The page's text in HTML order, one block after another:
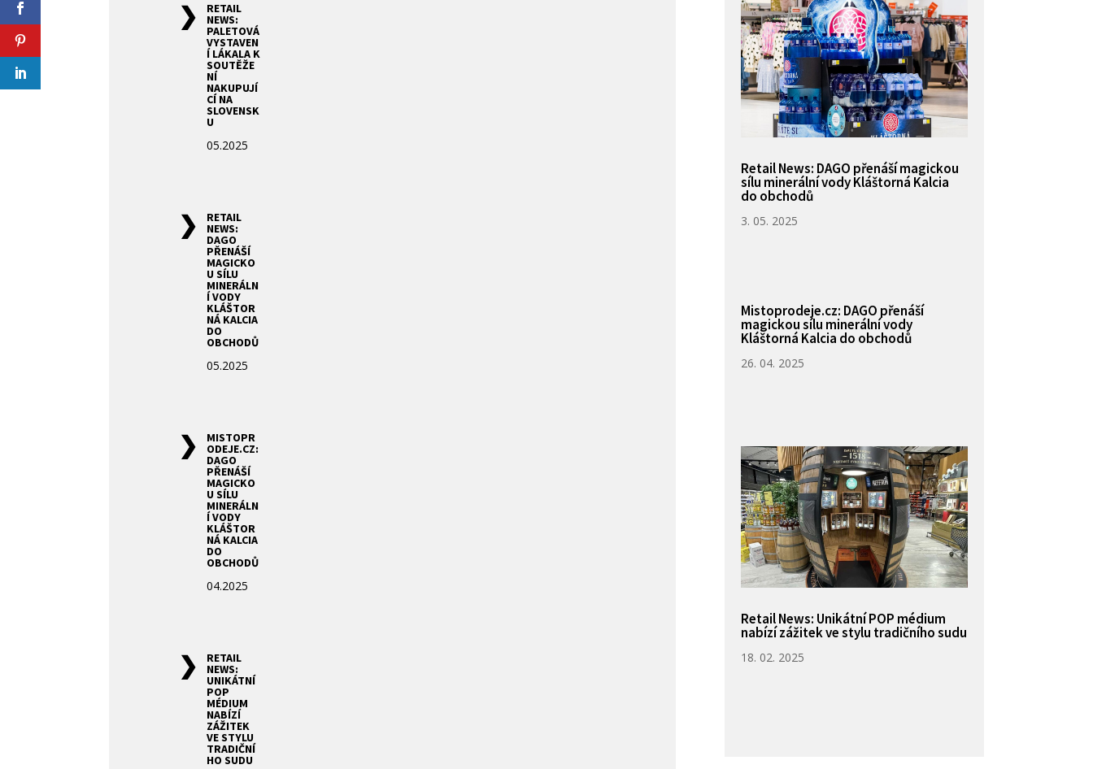
RETAIL
NEWS:
PALETOVÁ
VYSTAVEN
Í LÁKALA K
SOUTĚŽE
NÍ
NAKUPUJÍ
CÍ NA
SLOVENSK
U
05.2025
RETAIL
NEWS:
DAGO
PŘENÁŠÍ
MAGICKO
U SÍLU
MINERÁLN
Í VODY
KLÁŠTOR
NÁ KALCIA
DO
OBCHODŮ
05.2025
MISTOPR
ODEJE.CZ:
DAGO
PŘENÁŠÍ
MAGICKO
U SÍLU
MINERÁLN
Í VODY
KLÁŠTOR
NÁ KALCIA
DO
OBCHODŮ
04.2025
RETAIL
NEWS:
UNIKÁTNÍ
POP
MÉDIUM
NABÍZÍ
ZÁŽITEK
VE STYLU
TRADIČNÍ
HO SUDU
Retail News: DAGO přenáší magickou
sílu minerální vody Kláštorná Kalcia
do obchodů
3. 05. 2025
Mistoprodeje.cz: DAGO přenáší
magickou sílu minerální vody
Kláštorná Kalcia do obchodů
26. 04. 2025
Retail News: Unikátní POP médium
nabízí zážitek ve stylu tradičního sudu
18. 02. 2025